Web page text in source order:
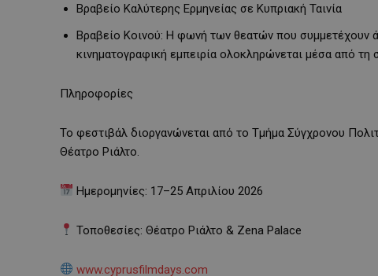
Βραβείο Καλύτερης Ερμηνείας σε Κυπριακή Ταινία
Βραβείο Κοινού: Η φωνή των θεατών που συμμετέχουν
κινηματογραφική εμπειρία ολοκληρώνεται μέσα από τη
Πληροφορίες
Το φεστιβάλ διοργανώνεται από το Τμήμα Σύγχρονου
Θέατρο Ριάλτο.
Ημερομηνίες: 17–25 Απριλίου 2026
Τοποθεσίες: Θέατρο Ριάλτο & Zena Palace
www.cyprusfilmdays.com